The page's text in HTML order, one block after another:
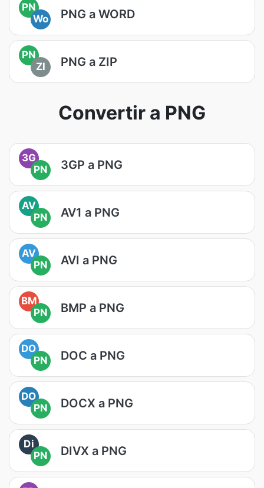
PN
Wo
PNG a WORD
PN
ZI
PNG a ZIP
Convertir a PNG
3G
PN
3GP a PNG
AV
PN
AV1 a PNG
AV
PN
AVI a PNG
BM
PN
BMP a PNG
DO
PN
DOC a PNG
DO
PN
DOCX a PNG
Di
PN
DIVX a PNG